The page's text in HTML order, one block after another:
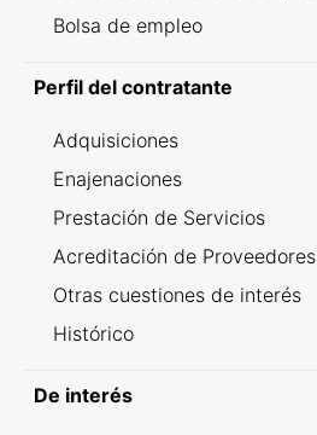
Bolsa de empleo
Perfil del contratante
Adquisiciones
Enajenaciones
Prestación de Servicios
Acreditación de Proveedores
Otras cuestiones de interés
Histórico
De interés